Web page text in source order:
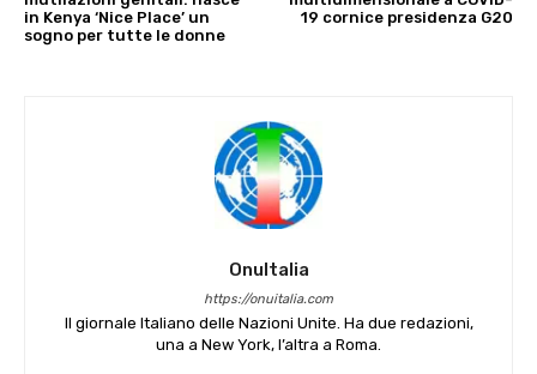
in Kenya ‘Nice Place’ un
sogno per tutte le donne
19 cornice presidenza G20
OnuItalia
https://onuitalia.com
Il giornale Italiano delle Nazioni Unite. Ha due redazioni,
una a New York, l’altra a Roma.